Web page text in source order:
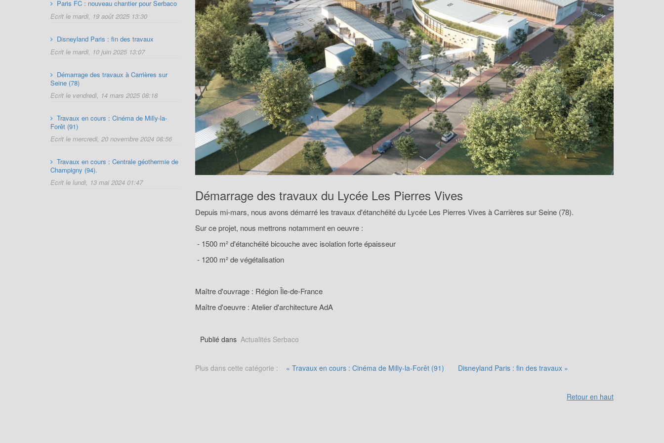
Paris FC : nouveau chantier pour Serbaco
Ecrit le mardi, 19 août 2025 13:30
Disneyland Paris : fin des travaux
Ecrit le mardi, 10 juin 2025 13:07
Démarrage des travaux à Carrières sur
Seine (78)
Ecrit le vendredi, 14 mars 2025 08:18
Travaux en cours : Cinéma de Milly-la-
Forêt (91)
Ecrit le mercredi, 20 novembre 2024 08:56
Travaux en cours : Centrale géothermie de
Champigny (94).
Ecrit le lundi, 13 mai 2024 01:47
Démarrage des travaux du Lycée Les Pierres Vives
Depuis mi-mars, nous avons démarré les travaux d'étanchéité du Lycée Les Pierres Vives à Carrières sur Seine (78).
Sur ce projet, nous mettrons notamment en oeuvre :
- 1500 m² d'étanchéité bicouche avec isolation forte épaisseur
- 1200 m² de végétalisation
Maître d'ouvrage : Région Île-de-France
Maître d'oeuvre : Atelier d'architecture AdA
Publié dans Actualités Serbaco
Plus dans cette catégorie : « Travaux en cours : Cinéma de Milly-la-Forêt (91) Disneyland Paris : fin des travaux »
Retour en haut